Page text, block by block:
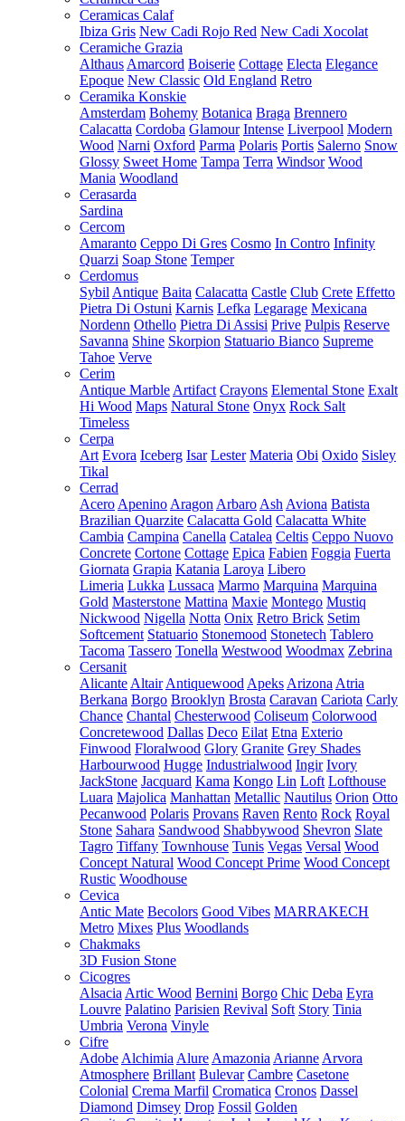
Ceramicas Calaf
Ibiza Gris New Cadi Rojo Red New Cadi Xocolat
Ceramiche Grazia
Althaus Amarcord Boiserie Cottage Electa Elegance
Epoque New Classic Old England Retro
Ceramika Konskie
Amsterdam Bohemy Botanica Braga Brennero
Calacatta Cordoba Glamour Intense Liverpool Modern
Wood Narni Oxford Parma Polaris Portis Salerno Snow
Glossy Sweet Home Tampa Terra Windsor Wood
Mania Woodland
Cerasarda
Sardina
Cercom
Amaranto Ceppo Di Gres Cosmo In Contro Infinity
Quarzi Soap Stone Temper
Cerdomus
Sybil Antique Baita Calacatta Castle Club Crete Effetto
Pietra Di Ostuni Karnis Lefka Legarage Mexicana
Nordenn Othello Pietra Di Assisi Prive Pulpis Reserve
Savanna Shine Skorpion Statuario Bianco Supreme
Tahoe Verve
Cerim
Antique Marble Artifact Crayons Elemental Stone Exalt
Hi Wood Maps Natural Stone Onyx Rock Salt
Timeless
Cerpa
Art Evora Iceberg Isar Lester Materia Obi Oxido Sisley
Tikal
Cerrad
Acero Apenino Aragon Arbaro Ash Aviona Batista
Brazilian Quarzite Calacatta Gold Calacatta White
Cambia Campina Canella Catalea Celtis Ceppo Nuovo
Concrete Cortone Cottage Epica Fabien Foggia Fuerta
Giornata Grapia Katania Laroya Libero
Limeria Lukka Lussaca Marmo Marquina Marquina
Gold Masterstone Mattina Maxie Montego Mustiq
Nickwood Nigella Notta Onix Retro Brick Setim
Softcement Statuario Stonemood Stonetech Tablero
Tacoma Tassero Tonella Westwood Woodmax Zebrina
Cersanit
Alicante Altair Antiquewood Apeks Arizona Atria
Berkana Borgo Brooklyn Brosta Caravan Cariota Carly
Chance Chantal Chesterwood Coliseum Colorwood
Concretewood Dallas Deco Eilat Etna Exterio
Finwood Floralwood Glory Granite Grey Shades
Harbourwood Hugge Industrialwood Ingir Ivory
JackStone Jacquard Kama Kongo Lin Loft Lofthouse
Luara Majolica Manhattan Metallic Nautilus Orion Otto
Pecanwood Polaris Provans Raven Rento Rock Royal
Stone Sahara Sandwood Shabbywood Shevron Slate
Tagro Tiffany Townhouse Tunis Vegas Versal Wood
Concept Natural Wood Concept Prime Wood Concept
Rustic Woodhouse
Cevica
Antic Mate Becolors Good Vibes MARRAKECH
Metro Mixes Plus Woodlands
Chakmaks
3D Fusion Stone
Cicogres
Alsacia Artic Wood Bernini Borgo Chic Deba Eyra
Louvre Palatino Parisien Revival Soft Story Tinia
Umbria Verona Vinyle
Cifre
Adobe Alchimia Alure Amazonia Arianne Arvora
Atmosphere Brillant Bulevar Cambre Casetone
Colonial Crema Marfil Cromatica Cronos Dassel
Diamond Dimsey Drop Fossil Golden